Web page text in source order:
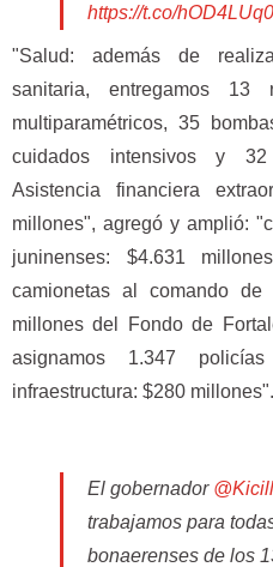
https://t.co/
— Carlos Bianco
"Salud: además de
sanitaria, entregamos 13
multiparamétricos, 35
cuidados intensivos y
Asistencia financiera
millones", agregó y amplió:
juninenses: $4.631
camionetas al comando
millones del Fondo de
asignamos 1.347
infraestructura: $280 millones".
El gobernador
trabajamos para
bonaerenses de los